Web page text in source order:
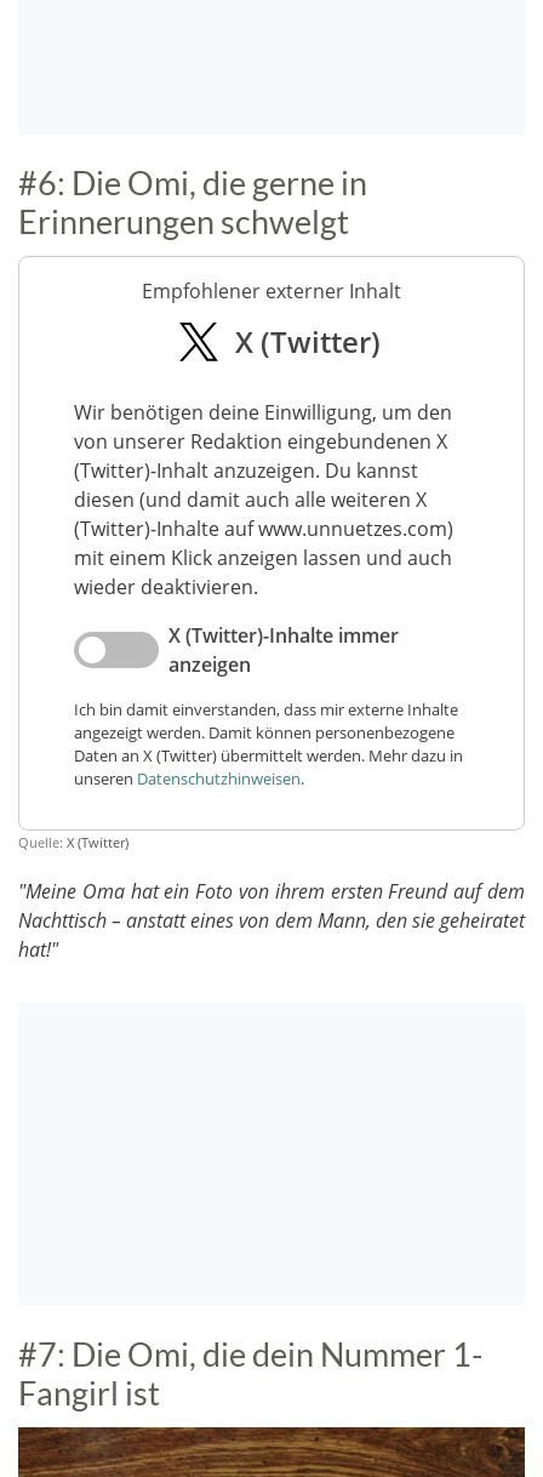
#6: Die Omi, die gerne in
Erinnerungen schwelgt
Empfohlener externer Inhalt
X (Twitter)
Wir benötigen deine Einwilligung, um den
von unserer Redaktion eingebundenen X
(Twitter)-Inhalt anzuzeigen. Du kannst
diesen (und damit auch alle weiteren X
(Twitter)-Inhalte auf www.unnuetzes.com)
mit einem Klick anzeigen lassen und auch
wieder deaktivieren.
X (Twitter)-Inhalte immer
anzeigen
Ich bin damit einverstanden, dass mir externe Inhalte
angezeigt werden. Damit können personenbezogene
Daten an X (Twitter) übermittelt werden. Mehr dazu in
unseren Datenschutzhinweisen.
Quelle: X (Twitter)
"Meine Oma hat ein Foto von ihrem ersten Freund auf dem
Nachttisch – anstatt eines von dem Mann, den sie geheiratet
hat!"
#7: Die Omi, die dein Nummer 1-
Fangirl ist